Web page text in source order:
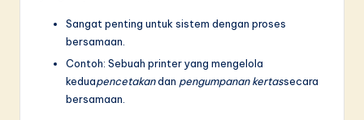
Sangat penting untuk sistem dengan proses
bersamaan.
Contoh: Sebuah printer yang mengelola
keduapencetakandan pengumpanan kertassecara
bersamaan.